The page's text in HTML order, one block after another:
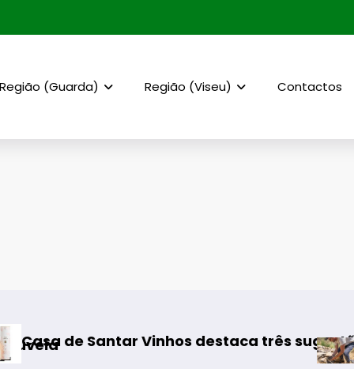
(Guarda) Região (Viseu) Contactos
Vinhos destaca três sugestões para os
Rewilding